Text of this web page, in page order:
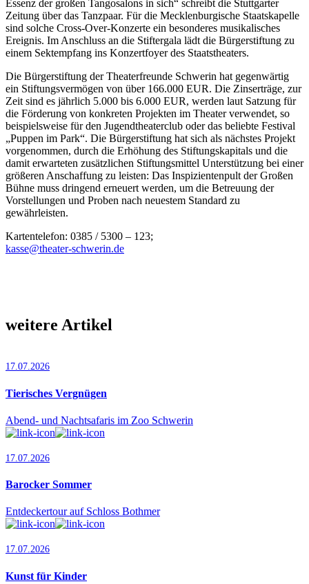
Essenz der großen Tangosalons in sich“ schreibt die Stuttgarter
Zeitung über das Tanzpaar. Für die Mecklenburgische Staatskapelle
sind solche Cross-Over-Konzerte ein besonderes musikalisches
Ereignis. Im Anschluss an die Stiftergala lädt die Bürgerstiftung zu
einem Sektempfang ins Konzertfoyer des Staatstheaters.
Die Bürgerstiftung der Theaterfreunde Schwerin hat gegenwärtig
ein Stiftungsvermögen von über 166.000 EUR. Die Zinserträge, zur
Zeit sind es jährlich 5.000 bis 6.000 EUR, werden laut Satzung für
die Förderung von konkreten Projekten im Theater verwendet, so
beispielsweise für den Jugendtheaterclub oder das beliebte Festival
„Puppen im Park“. Die Bürgerstiftung hat sich als nächstes Projekt
vorgenommen, durch die Erhöhung des Stiftungskapitals und die
damit erwarteten zusätzlichen Stiftungsmittel Unterstützung bei einer
größeren Anschaffung zu leisten: Das Inspizientenpult der Großen
Bühne muss dringend erneuert werden, um die Betreuung der
Vorstellungen und Proben nach neuestem Standard zu
gewährleisten.
Kartentelefon: 0385 / 5300 – 123;
kasse@theater-schwerin.de
weitere Artikel
17.07.2026
Tierisches Vergnügen
Abend- und Nachtsafaris im Zoo Schwerin
17.07.2026
Barocker Sommer
Entdeckertour auf Schloss Bothmer
17.07.2026
Kunst für Kinder